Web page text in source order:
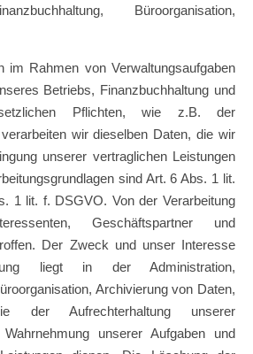
Büroorganisation,
im Rahmen von Verwaltungsaufgaben
Betriebs, Finanzbuchhaltung und
Pflichten, wie z.B. der
wir dieselben Daten, die wir
unserer vertraglichen Leistungen
sind Art. 6 Abs. 1 lit.
1 lit. f. DSGVO. Von der Verarbeitung
Geschäftspartner und
Der Zweck und unser Interesse
liegt in der Administration,
Archivierung von Daten,
der Aufrechterhaltung unserer
Wahrnehmung unserer Aufgaben und